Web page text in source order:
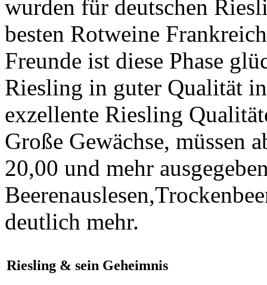
wurden für deutschen
besten Rotweine
Freunde ist diese Phase
Riesling in guter Qualität
exzellente Riesling
Große Gewächse, müssen
20,00 und mehr
deutlich mehr.
Riesling & sein Geheimnis